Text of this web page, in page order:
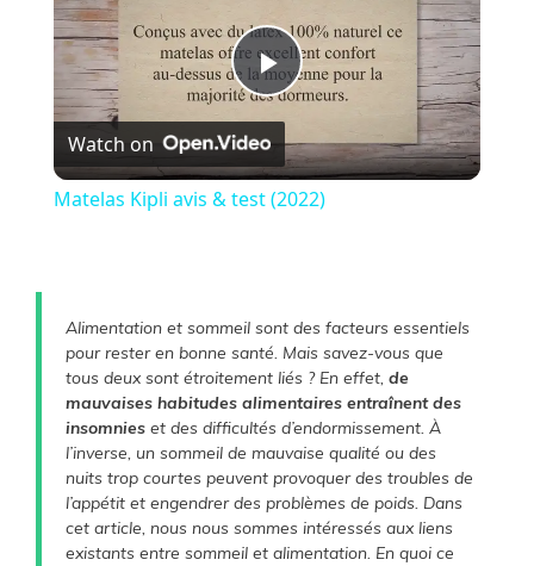
P
l
y
V
i
d
Watch on
Matelas Kipli avis & test (2022)
Alimentation et sommeil sont des facteurs essentiels
pour rester en bonne santé. Mais savez-vous que
tous deux sont étroitement liés ? En effet, de
mauvaises habitudes alimentaires entraînent des
insomnies et des difficultés d’endormissement. À
l’inverse, un sommeil de mauvaise qualité ou des
nuits trop courtes peuvent provoquer des troubles de
l’appétit et engendrer des problèmes de poids. Dans
cet article, nous nous sommes intéressés aux liens
existants entre sommeil et alimentation. En quoi ce